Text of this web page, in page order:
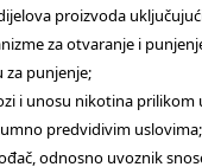
proizvoda
za otvaranje i
za punjenje;
i unosu nikotina prilikom
predvidivim uslovima;
odnosno uvoznik